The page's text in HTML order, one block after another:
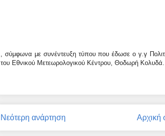
, σύμφωνα με συνέντευξη τύπου που έδωσε ο γ.γ
του Εθνικού Μετεωρολογικού Κέντρου, Θοδωρή Κολυδά.
Νεότερη ανάρτηση Αρχική